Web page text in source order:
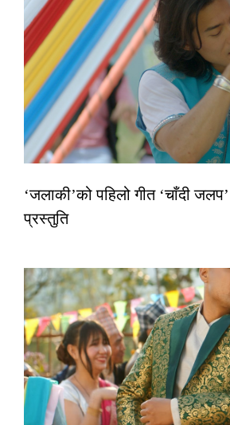
‘जलाकी’को पहिलो गीत ‘चाँदी
प्रस्तुति